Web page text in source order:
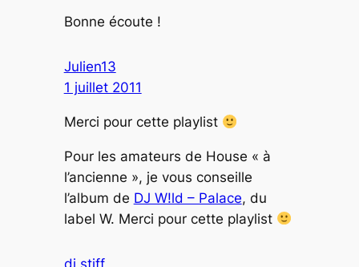
Bonne écoute !
Julien13
1 juillet 2011
Merci pour cette playlist
Pour les amateurs de House « à
l’ancienne », je vous conseille
l’album de DJ W!ld – Palace, du
label W. Merci pour cette playlist
dj stiff